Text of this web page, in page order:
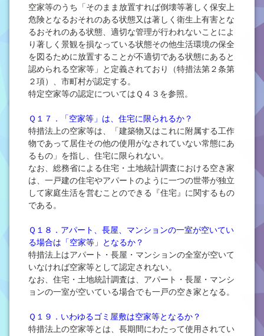
空家等のうち「そのまま放置すれば倒壊等著しく保安上
危険となるおそれのある状態又は著しく衛生上有害とな
るおそれのある状態、適切な管理が行われないことによ
り著しく景観を損なっている状態その他生活環境の保全
を図るために放置することが不適切である状態にあると
認められる空家等」と定義されており（特措法第２条第
２項）、市町村が認定する。
特定空家等の認定についてはＱ４３を参照。
Ｑ１７．「空家等」は、住宅に限られるか？
特措法上の空家等は、「建築物又はこれに附属する工作
物であって居住その他の使用がなされていない常態にあ
るもの」を指し、住宅に限られない。
なお、総務省による住宅・土地統計調査における空き家
は、一戸建の住宅やアパートのように一つの世帯が独立
して家庭生活を営むことのできる『住宅』に関するもの
である。
Ｑ１８．アパート、長屋、マンションの一室が空いてい
る場合は「空家等」となるか？
特措法上はアパート・長屋・マンションの全室が空いて
いなければ空家等として認定されない。
なお、住宅・土地統計調査は、アパート・長屋・マンシ
ョンの一室が空いている場合でも一戸の空き家となる。
Ｑ１９．いわゆるゴミ屋敷は空家等となるか？
特措法上の空家等とは、長期間にわたって使用されてい